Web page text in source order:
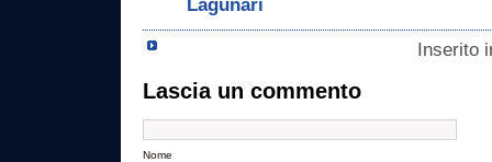
Lagunari
Inserito
Lascia un commento
Nome